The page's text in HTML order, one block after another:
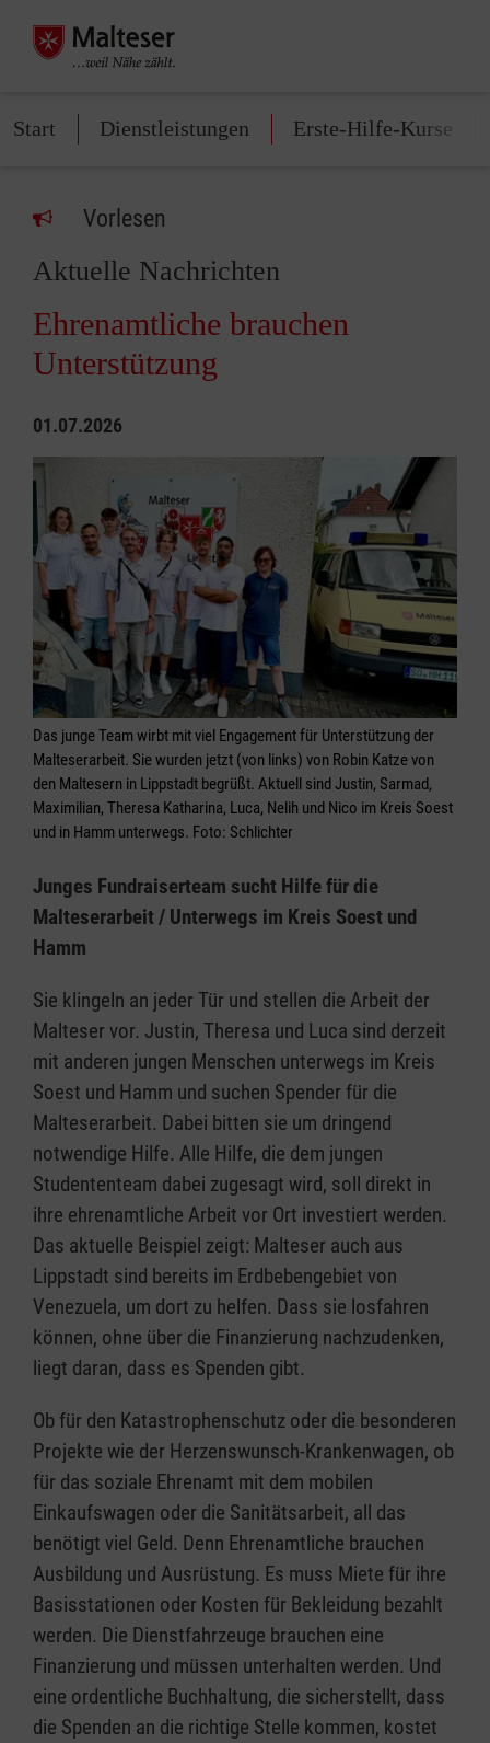
Start Dienstleistungen Erste-Hilfe-Kurse
Vorlesen
Aktuelle Nachrichten
Ehrenamtliche brauchen
Unterstützung
01.07.2026
Das junge Team wirbt mit viel Engagement für Unterstützung der
Malteserarbeit. Sie wurden jetzt (von links) von Robin Katze von
den Maltesern in Lippstadt begrüßt. Aktuell sind Justin, Sarmad,
Maximilian, Theresa Katharina, Luca, Nelih und Nico im Kreis Soest
und in Hamm unterwegs. Foto: Schlichter
Junges Fundraiserteam sucht Hilfe für die
Malteserarbeit / Unterwegs im Kreis Soest und
Hamm
Sie klingeln an jeder Tür und stellen die Arbeit der
Malteser vor. Justin, Theresa und Luca sind derzeit
mit anderen jungen Menschen unterwegs im Kreis
Soest und Hamm und suchen Spender für die
Malteserarbeit. Dabei bitten sie um dringend
notwendige Hilfe. Alle Hilfe, die dem jungen
Studententeam dabei zugesagt wird, soll direkt in
ihre ehrenamtliche Arbeit vor Ort investiert werden.
Das aktuelle Beispiel zeigt: Malteser auch aus
Lippstadt sind bereits im Erdbebengebiet von
Venezuela, um dort zu helfen. Dass sie losfahren
können, ohne über die Finanzierung nachzudenken,
liegt daran, dass es Spenden gibt.
Ob für den Katastrophenschutz oder die besonderen
Projekte wie der Herzenswunsch-Krankenwagen, ob
für das soziale Ehrenamt mit dem mobilen
Einkaufswagen oder die Sanitätsarbeit, all das
benötigt viel Geld. Denn Ehrenamtliche brauchen
Ausbildung und Ausrüstung. Es muss Miete für ihre
Basisstationen oder Kosten für Bekleidung bezahlt
werden. Die Dienstfahrzeuge brauchen eine
Finanzierung und müssen unterhalten werden. Und
eine ordentliche Buchhaltung, die sicherstellt, dass
die Spenden an die richtige Stelle kommen, kostet